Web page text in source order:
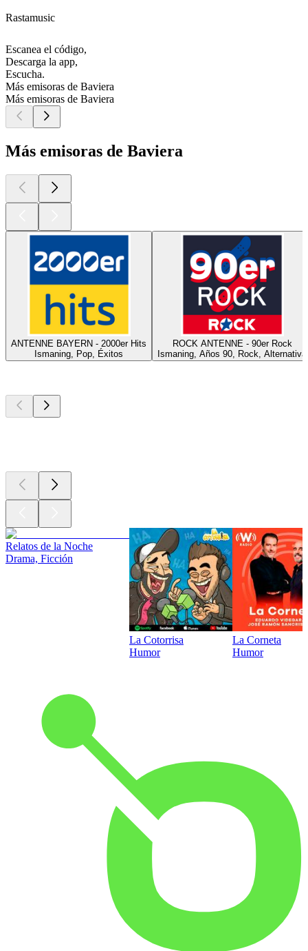
Rastamusic
Escanea el código,
Descarga la app,
Escucha.
Más emisoras de Baviera
Más emisoras de Baviera
Más emisoras de Baviera
ANTENNE BAYERN - 2000er Hits
Ismaning, Pop, Éxitos
ROCK ANTENNE - 90er Rock
Ismaning, Años 90, Rock, Alternativa
Relatos de la Noche
Drama, Ficción
La Cotorrisa
Humor
La Corneta
Humor